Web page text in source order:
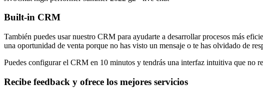
Built-in CRM
También puedes usar nuestro CRM para ayudarte a desarrollar procesos más
una oportunidad de venta porque no has visto un mensaje o te has olvidado de
Puedes configurar el CRM en 10 minutos y tendrás una interfaz intuitiva que no
Recibe feedback y ofrece los mejores servicios